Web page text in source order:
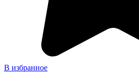
В избранное